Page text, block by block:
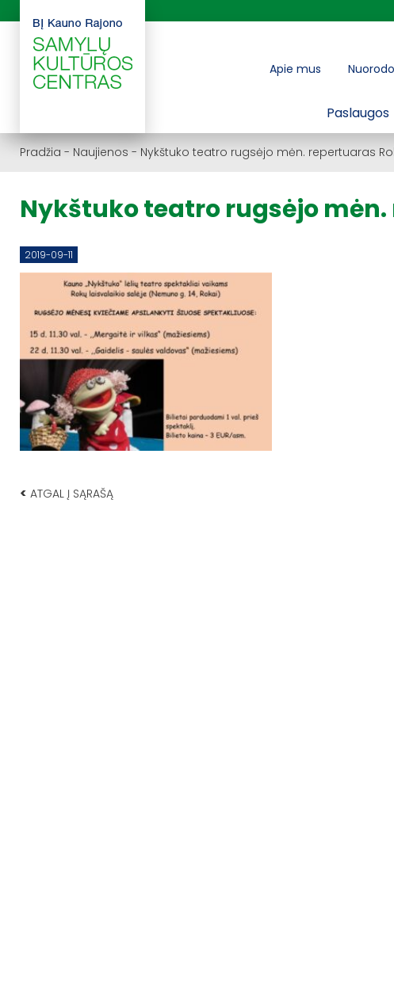
Apie mus
Paslaugos
Pradžia - Naujienos - Nykštuko teatro rugsėjo mėn. repertuaras
Nykštuko teatro rugsėjo
2019-09-11
< ATGAL Į SĄRAŠĄ